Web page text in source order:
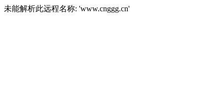
未能解析此远程名称: 'www.cnggg.cn'